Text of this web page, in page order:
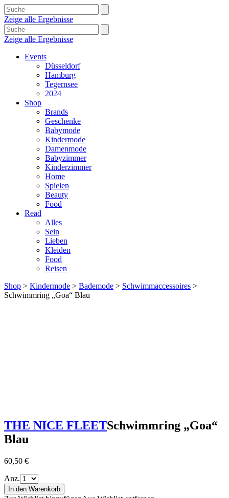
Zeige alle Ergebnisse
Zeige alle Ergebnisse
Events
Düsseldorf
Hamburg
Tegernsee
2024
Shop
Brands
Geschenke
Babymode
Kindermode
Damenmode
Babyzimmer
Kinderzimmer
Home
Spielen
Beauty
Food
Read
Alles
Sein
Lieben
Kleiden
Food
Reisen
Shop > Kindermode > Bademode > Schwimmaccessoires >
Schwimmring „Goa“ Blau
THE NICE FLEETSchwimmring „Goa“
Blau
60,50 €
Anz.
In den Warenkorb